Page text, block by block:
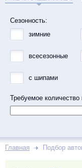
Сезонность:
зимние
всесезонные
с шипами
Требуемое количество
Главная Подбор